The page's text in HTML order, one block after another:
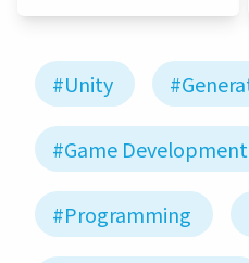
#Unity
#Game Development
#Programming